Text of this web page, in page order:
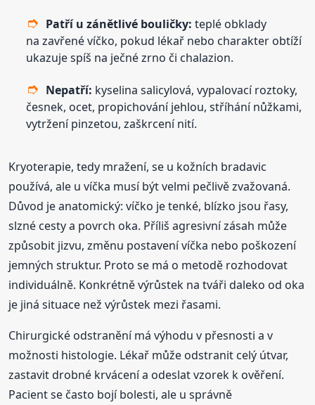
Patří u zánětlivé bouličky: teplé obklady
na zavřené víčko, pokud lékař nebo charakter obtíží
ukazuje spíš na ječné zrno či chalazion.
Nepatří: kyselina salicylová, vypalovací roztoky,
česnek, ocet, propichování jehlou, stříhání nůžkami,
vytržení pinzetou, zaškrcení nití.
Kryoterapie, tedy mražení, se u kožních bradavic
používá, ale u víčka musí být velmi pečlivě zvažovaná.
Důvod je anatomický: víčko je tenké, blízko jsou řasy,
slzné cesty a povrch oka. Příliš agresivní zásah může
způsobit jizvu, změnu postavení víčka nebo poškození
jemných struktur. Proto se má o metodě rozhodovat
individuálně. Konkrétně výrůstek na tváři daleko od oka
je jiná situace než výrůstek mezi řasami.
Chirurgické odstranění má výhodu v přesnosti a v
možnosti histologie. Lékař může odstranit celý útvar,
zastavit drobné krvácení a odeslat vzorek k ověření.
Pacient se často bojí bolesti, ale u správně